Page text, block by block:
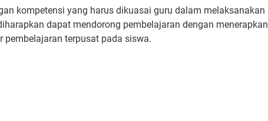
kompetensi yang harus dikuasai guru dalam melaksanakan
dapat mendorong pembelajaran dengan menerapkan
pembelajaran terpusat pada siswa.